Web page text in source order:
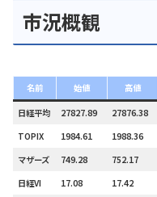
市況概観
名前 始値 高値
日経平均 27827.89 27876.38
TOPIX
1984.61 1988.36
マザーズ
749.28 752.17
日経VI
17.08 17.42